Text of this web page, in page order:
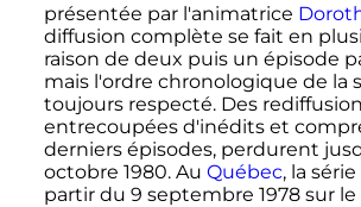
présentée par l'animatrice
diffusion complète se fait en
raison de deux puis un épisode
mais l'ordre chronologique de la
toujours respecté. Des
entrecoupées d'inédits et
derniers épisodes, perdurent
octobre 1980. Au Québec, la
partir du 9 septembre 1978sur le